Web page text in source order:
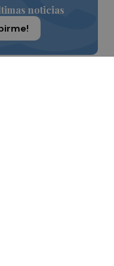
noticias